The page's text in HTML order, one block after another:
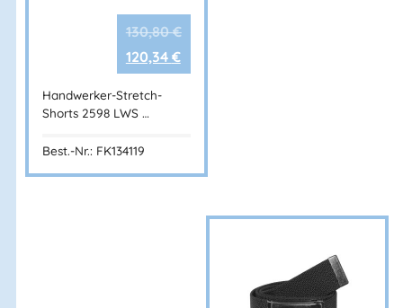
130,80€
120,34 €
Handwerker-Stretch-
Shorts 2598 LWS …
Best.-Nr.: FK134119